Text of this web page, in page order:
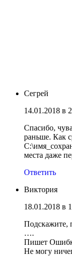
Сегрей
14.01.2018 в
Спасибо,
раньше. Как
места даже
Ответить
Виктория
18.01.2018 в
Подскажите,
….
Пишет
Не могу